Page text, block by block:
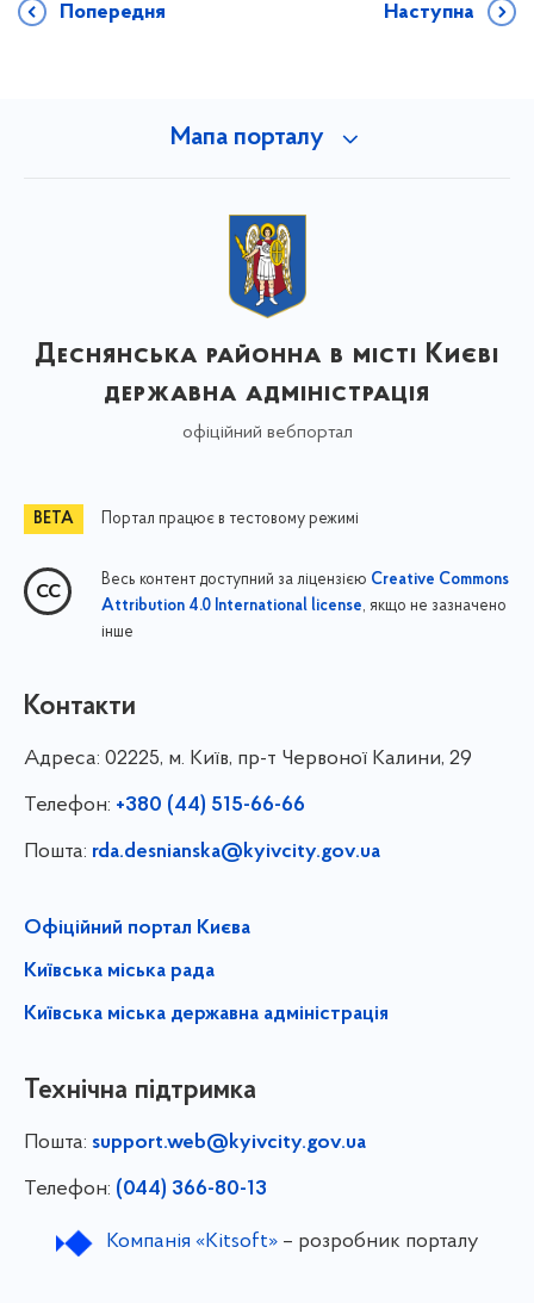
Попередня Наступна
Мапа порталу
Деснянська районна в місті Києві
державна адміністрація
офіційний вебпортал
Портал працює в тестовому режимі
Весь контент доступний за ліцензією Creative Commons
Attribution 4.0 International license, якщо не зазначено
інше
Контакти
Адреса: 02225, м. Київ, пр-т Червоної Калини, 29
Телефон: +380 (44) 515-66-66
Пошта: rda.desnianska@kyivcity.gov.ua
Офіційний портал Києва
Київська міська рада
Київська міська державна адміністрація
Технічна підтримка
Пошта: support.web@kyivcity.gov.ua
Телефон: (044) 366-80-13
Компанія «Kitsoft»– розробник порталу